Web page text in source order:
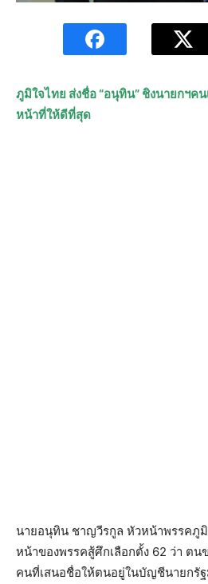
ภูมิใจไทย ส่งชื่อ “อนุทิน” ชิงนายกฯคน
หน้าที่ให้ดีที่สุด
นายอนุทิน ชาญวีรกูล หัวหน้าพรรคภู
หน้าของพรรคสู้ศึกเลือกตั้ง 62 ว่า ต
คนที่เสนอชื่อให้ตนอยู่ในบัญชีนายกรั